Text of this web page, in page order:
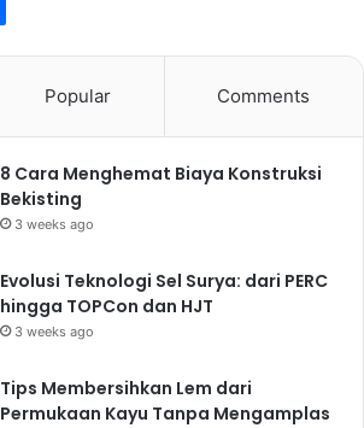
Popular Comments
8 Cara Menghemat Biaya Konstruksi
Bekisting
3 weeks ago
Evolusi Teknologi Sel Surya: dari PERC
hingga TOPCon dan HJT
3 weeks ago
Tips Membersihkan Lem dari
Permukaan Kayu Tanpa Mengamplas